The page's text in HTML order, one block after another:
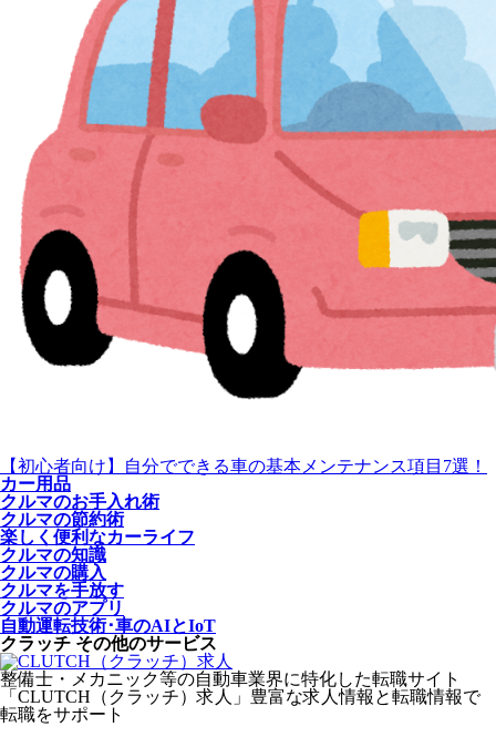
【初心者向け】自分でできる車の基本メンテナンス項目7選！
カー用品
クルマのお手入れ術
クルマの節約術
楽しく便利なカーライフ
クルマの知識
クルマの購入
クルマを手放す
クルマのアプリ
自動運転技術･車のAIとIoT
クラッチ その他のサービス
整備士・メカニック等の自動車業界に特化した転職サイト
「CLUTCH（クラッチ）求人」豊富な求人情報と転職情報で
転職をサポート